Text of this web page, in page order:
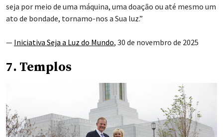
seja por meio de uma máquina, uma doação ou até mesmo um
ato de bondade, tornamo-nos a Sua luz.”
— Iniciativa Seja a Luz do Mundo, 30 de novembro de 2025
7. Templos